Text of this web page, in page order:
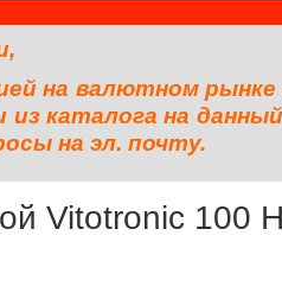
на валютном
каталога на
на эл. почту.
Vitotronic 100